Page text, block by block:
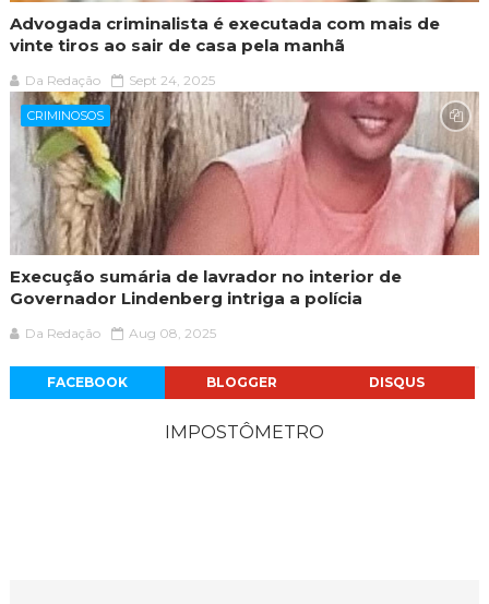
Advogada criminalista é executada com mais de
vinte tiros ao sair de casa pela manhã
Da Redação Sept 24, 2025
CRIMINOSOS
Execução sumária de lavrador no interior de
Governador Lindenberg intriga a polícia
Da Redação Aug 08, 2025
FACEBOOK BLOGGER DISQUS
IMPOSTÔMETRO